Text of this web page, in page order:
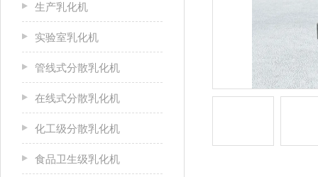
生产乳化机
实验室乳化机
管线式分散乳化机
在线式分散乳化机
化工级分散乳化机
食品卫生级乳化机